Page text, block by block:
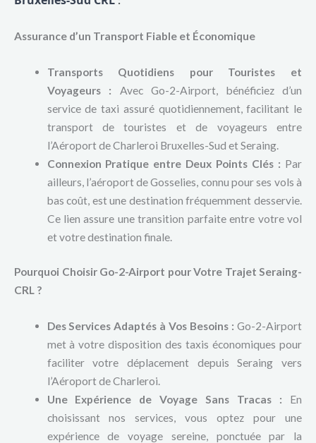
Assurance d’un Transport Fiable et Économique
Transports Quotidiens pour Touristes et
Voyageurs : Avec Go-2-Airport, bénéficiez d’un
service de taxi assuré quotidiennement, facilitant le
transport de touristes et de voyageurs entre
l’Aéroport de Charleroi Bruxelles-Sud et Seraing.
Connexion Pratique entre Deux Points Clés : Par
ailleurs, l’aéroport de Gosselies, connu pour ses vols à
bas coût, est une destination fréquemment desservie.
Ce lien assure une transition parfaite entre votre vol
et votre destination finale.
Pourquoi Choisir Go-2-Airport pour Votre Trajet Seraing-
CRL ?
Des Services Adaptés à Vos Besoins : Go-2-Airport
met à votre disposition des taxis économiques pour
faciliter votre déplacement depuis Seraing vers
l’Aéroport de Charleroi.
Une Expérience de Voyage Sans Tracas : En
choisissant nos services, vous optez pour une
expérience de voyage sereine, ponctuée par la